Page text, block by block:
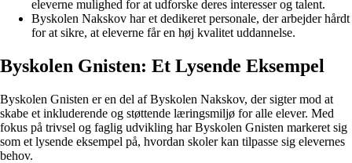
eleverne mulighed for at udforske deres interesser og talent.
Byskolen Nakskov har et dedikeret personale, der arbejder hårdt
for at sikre, at eleverne får en høj kvalitet uddannelse.
Byskolen Gnisten: Et Lysende Eksempel
Byskolen Gnisten er en del af Byskolen Nakskov, der sigter mod at
skabe et inkluderende og støttende læringsmiljø for alle elever. Med
fokus på trivsel og faglig udvikling har Byskolen Gnisten markeret sig
som et lysende eksempel på, hvordan skoler kan tilpasse sig elevernes
behov.